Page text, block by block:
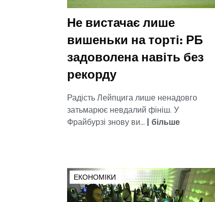
Не вистачає лише
вишеньки на торті: РБ
задоволена навіть без
рекорду
Радість Лейпцига лише ненадовго
затьмарює невдалий фініш. У
Фрайбурзі знову ви... | більше
ЕКОНОМІКИ